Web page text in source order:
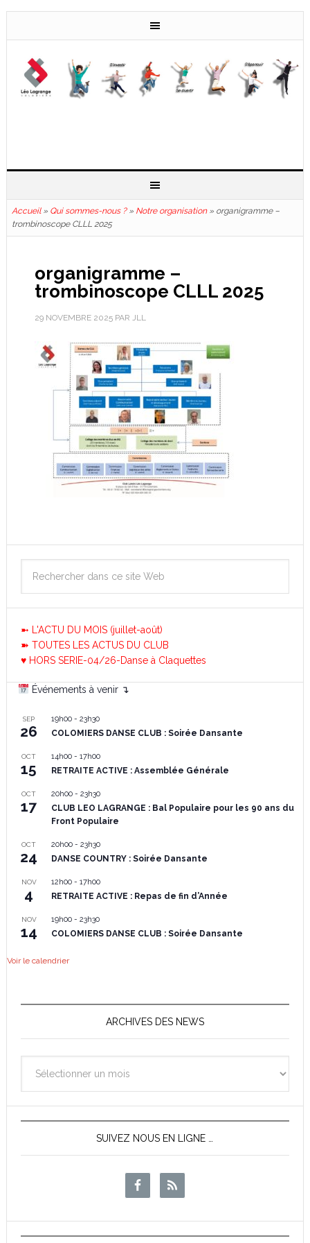
Accueil» Qui sommes-nous ?» Notre organisation» organigramme –
trombinoscope CLLL 2025
organigramme –
trombinoscope CLLL 2025
29 NOVEMBRE 2025PAR JLL
➼ L'ACTU DU MOIS (juillet-août)
➽ TOUTES LES ACTUS DU CLUB
♥ HORS SERIE-04/26-Danse à Claquettes
Événements à venir ↴
SEP
26
19h00- 23h30
COLOMIERS DANSE CLUB : Soirée Dansante
OCT
15
14h00- 17h00
RETRAITE ACTIVE : Assemblée Générale
OCT
17
20h00- 23h30
CLUB LEO LAGRANGE : Bal Populaire pour les 90 ans du
Front Populaire
OCT
24
20h00- 23h30
DANSE COUNTRY : Soirée Dansante
NOV
4
12h00- 17h00
RETRAITE ACTIVE : Repas de fin d’Année
NOV
14
19h00- 23h30
COLOMIERS DANSE CLUB : Soirée Dansante
Voir le calendrier
ARCHIVES DES NEWS
des
News
SUIVEZ NOUS EN LIGNE …